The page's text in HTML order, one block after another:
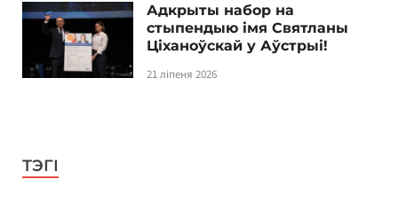
Адкрыты набор на
стыпендыю імя Святланы
Ціханоўскай у Аўстрыі!
21 ліпеня 2026
ТЭГІ